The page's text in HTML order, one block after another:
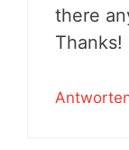
there
Thanks!